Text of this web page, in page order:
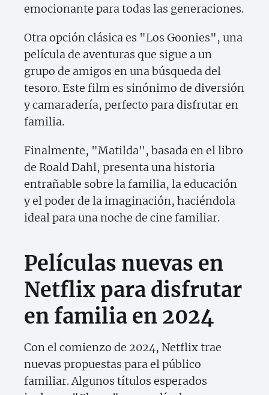
emocionante para todas las generaciones.
Otra opción clásica es "Los Goonies", una
película de aventuras que sigue a un
grupo de amigos en una búsqueda del
tesoro. Este film es sinónimo de diversión
y camaradería, perfecto para disfrutar en
familia.
Finalmente, "Matilda", basada en el libro
de Roald Dahl, presenta una historia
entrañable sobre la familia, la educación
y el poder de la imaginación, haciéndola
ideal para una noche de cine familiar.
Películas nuevas en
Netflix para disfrutar
en familia en 2024
Con el comienzo de 2024, Netflix trae
nuevas propuestas para el público
familiar. Algunos títulos esperados